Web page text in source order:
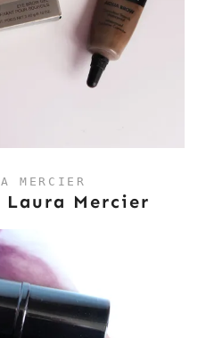
MERCIER
Laura Mercier